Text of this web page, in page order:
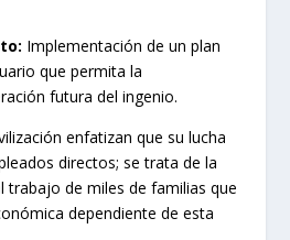
Implementación de un plan
que permita la
futura del ingenio.
enfatizan que su lucha
directos; se trata de la
trabajo de miles de familias que
dependiente de esta